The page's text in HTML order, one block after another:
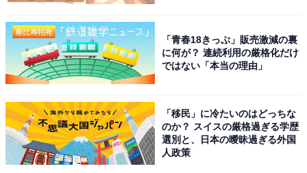
Amazonで見る
「青春18きっぷ」販売激減の裏
に何が？ 連続利用の厳格化だけ
ではない「本当の理由」
「移民」に冷たいのはどっちな
のか？ スイスの厳格過ぎる学歴
選別と、日本の曖昧過ぎる外国
人政策